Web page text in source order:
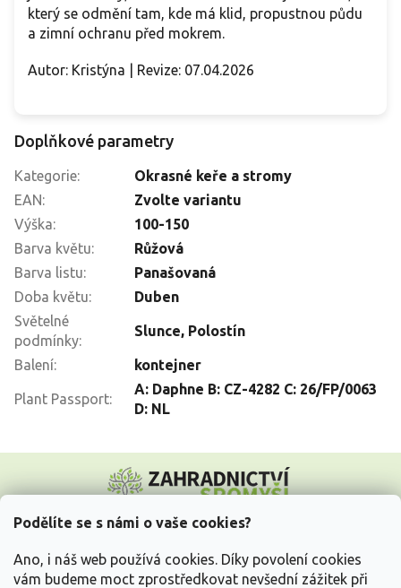
Podělíte se s námi o vaše cookies?
Ano, i náš web používá cookies. Díky povolení cookies
vám budeme moct zprostředkovat nevšední zážitek při
který se odmění tam, kde má klid, propustnou půdu
a zimní ochranu před mokrem.
Autor: Kristýna | Revize: 07.04.2026
Doplňkové parametry
Kategorie:
Okrasné keře a stromy
EAN:
Zvolte variantu
Výška:
100-150
Barva květu:
Růžová
Barva listu:
Panašovaná
Doba květu:
Duben
Světelné
podmínky:
Slunce, Polostín
Balení: kontejner
Plant Passport:
A: Daphne B: CZ-4282 C: 26/FP/0063
D: NL
p
Vše o nákupu